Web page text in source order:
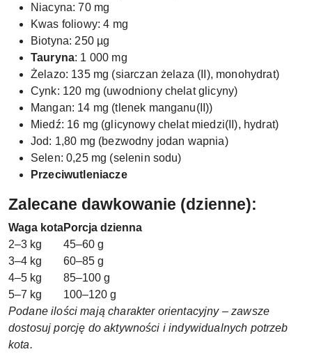
Niacyna: 70 mg
Kwas foliowy: 4 mg
Biotyna: 250 µg
Tauryna: 1 000 mg
Żelazo: 135 mg (siarczan żelaza (II), monohydrat)
Cynk: 120 mg (uwodniony chelat glicyny)
Mangan: 14 mg (tlenek manganu(II))
Miedź: 16 mg (glicynowy chelat miedzi(II), hydrat)
Jod: 1,80 mg (bezwodny jodan wapnia)
Selen: 0,25 mg (selenin sodu)
Przeciwutleniacze
Zalecane dawkowanie (dzienne):
Waga kotaPorcja dzienna
2–3 kg
45–60 g
3–4 kg
60–85 g
4–5 kg
85–100 g
5–7 kg
100–120 g
Podane ilości mają charakter orientacyjny – zawsze
dostosuj porcję do aktywności i indywidualnych potrzeb
kota.